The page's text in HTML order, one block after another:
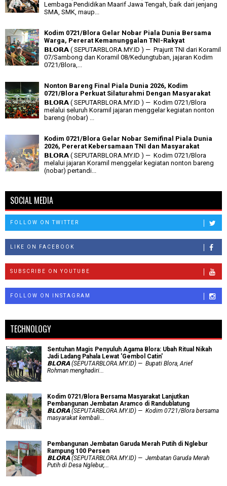
Lembaga Pendidikan Maarif Jawa Tengah, baik dari jenjang
SMA, SMK, maup...
Kodim 0721/Blora Gelar Nobar Piala Dunia Bersama
Warga, Pererat Kemanunggalan TNI-Rakyat
𝗕𝗟𝗢𝗥𝗔 ( SEPUTARBLORA.MY.ID ) — Prajurit TNI dari Koramil
07/Sambong dan Koramil 08/Kedungtuban, jajaran Kodim
0721/Blora,...
Nonton Bareng Final Piala Dunia 2026, Kodim
0721/Blora Perkuat Silaturahmi Dengan Masyarakat
𝗕𝗟𝗢𝗥𝗔 ( SEPUTARBLORA.MY.ID ) — Kodim 0721/Blora
melalui seluruh Koramil jajaran menggelar kegiatan nonton
bareng (nobar) ...
Kodim 0721/Blora Gelar Nobar Semifinal Piala Dunia
2026, Pererat Kebersamaan TNI dan Masyarakat
𝗕𝗟𝗢𝗥𝗔 ( SEPUTARBLORA.MY.ID ) — Kodim 0721/Blora
melalui jajaran Koramil menggelar kegiatan nonton bareng
(nobar) pertandi...
SOCIAL MEDIA
FOLLOW ON TWITTER
LIKE ON FACEBOOK
SUBSCRIBE ON YOUTUBE
FOLLOW ON INSTAGRAM
TECHNOLOGY
Sentuhan Magis Penyuluh Agama Blora: Ubah Ritual Nikah
Jadi Ladang Pahala Lewat 'Gembol Catin'
𝗕𝗟𝗢𝗥𝗔 (SEPUTARBLORA.MY.ID) — Bupati Blora, Arief
Rohman menghadiri...
Kodim 0721/Blora Bersama Masyarakat Lanjutkan
Pembangunan Jembatan Aramco di Randublatung
𝗕𝗟𝗢𝗥𝗔 (SEPUTARBLORA.MY.ID) — Kodim 0721/Blora bersama
masyarakat kembali...
Pembangunan Jembatan Garuda Merah Putih di Nglebur
Rampung 100 Persen
𝗕𝗟𝗢𝗥𝗔 (SEPUTARBLORA.MY.ID) — Jembatan Garuda Merah
Putih di Desa Nglebur,...